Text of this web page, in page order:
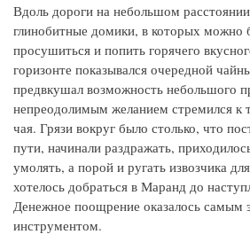
Вдоль дороги на небольшом
глинобитные домики, в которых можно
просушиться и попить горячего
горизонте показывался очередной
предвкушал возможность небольшого
непреодолимым желанием стремился к
чая. Грязи вокруг было столько, что
пути, начинали раздражать,
умолять, а порой и ругать извозчика
хотелось добраться в Маранд до
Денежное поощрение оказалось самым
инструментом.